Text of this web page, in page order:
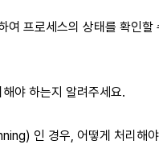
프로세스의 상태를 확인할
야 하는지 알려주세요.
인 경우, 어떻게 처리해